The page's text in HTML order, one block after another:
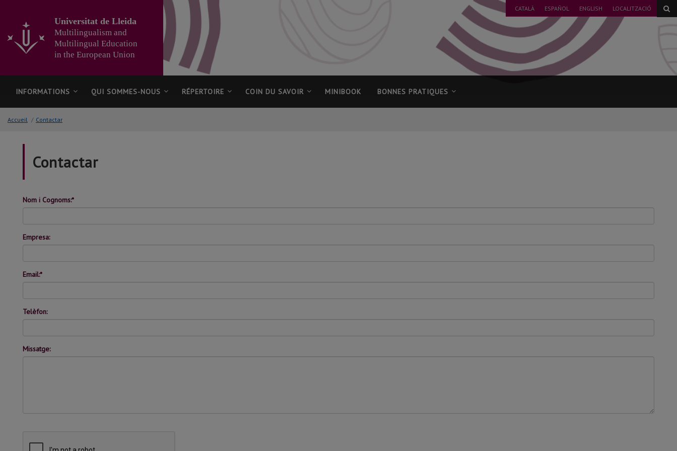
contenido
principal
CATALÀ ESPAÑOL ENGLISH LOCALITZACIÓ
Universitat de Lleida
Multilingualism and
Multilingual Education
in the European Union
INFORMATIONS QUI SOMMES-NOUS RÉPERTOIRE COIN DU SAVOIR MINIBOOK BONNES PRATIQUES
Accueil / Contactar
Contactar
Nom i Cognoms:*
Empresa:
Email:*
Telèfon:
Missatge: